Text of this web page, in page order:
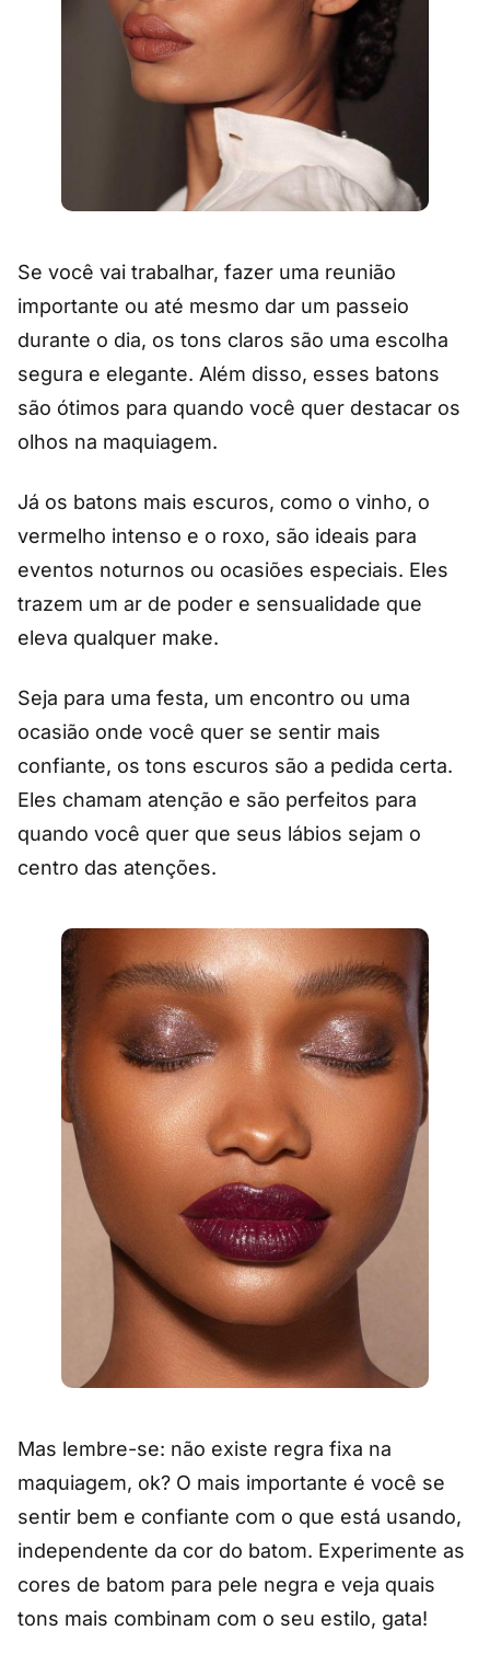
Se você vai trabalhar, fazer uma reunião
importante ou até mesmo dar um passeio
durante o dia, os tons claros são uma escolha
segura e elegante. Além disso, esses batons
são ótimos para quando você quer destacar os
olhos na maquiagem.
Já os batons mais escuros, como o vinho, o
vermelho intenso e o roxo, são ideais para
eventos noturnos ou ocasiões especiais. Eles
trazem um ar de poder e sensualidade que
eleva qualquer make.
Seja para uma festa, um encontro ou uma
ocasião onde você quer se sentir mais
confiante, os tons escuros são a pedida certa.
Eles chamam atenção e são perfeitos para
quando você quer que seus lábios sejam o
centro das atenções.
Mas lembre-se: não existe regra fixa na
maquiagem, ok? O mais importante é você se
sentir bem e confiante com o que está usando,
independente da cor do batom. Experimente as
cores de batom para pele negra e veja quais
tons mais combinam com o seu estilo, gata!